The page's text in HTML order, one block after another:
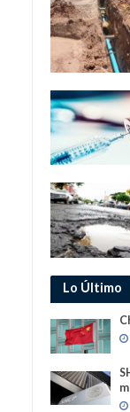
Lo Último